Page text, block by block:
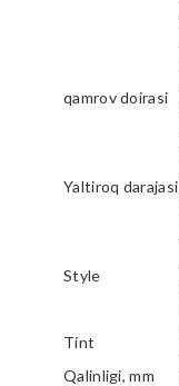
qamrov doirasi
Yaltiroq darajasi
Style
Tint
Qalinligi, mm